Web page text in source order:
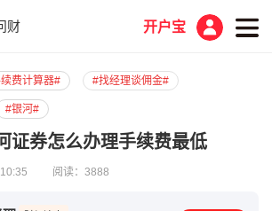
财 开户宝
费计算器# #找经理谈佣金#
#银河#
证券怎么办理手续费最低
阅读：3888